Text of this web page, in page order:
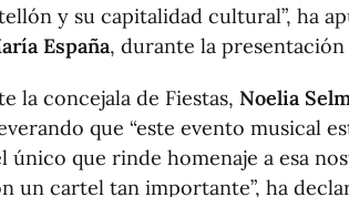
y su capitalidad cultural”, ha
España, durante la
la concejala de Fiestas, Noelia
que “este evento musical
único que rinde homenaje a esa
un cartel tan importante”, ha